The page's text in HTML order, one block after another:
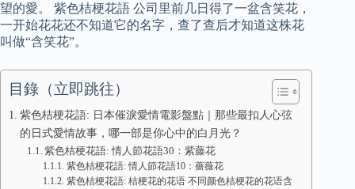
望的愛。 紫色桔梗花語 公司里前几日得了一盆含笑花，
一开始花花还不知道它的名字，查了查后才知道这株花
叫做“含笑花”。
目錄（立即跳往）
紫色桔梗花語: 日本催淚愛情電影盤點｜那些最扣人心弦
的日式愛情故事，哪一部是你心中的白月光？
紫色桔梗花語: 情人節花語30：紫藤花
紫色桔梗花語: 情人節花語10：薔薇花
紫色桔梗花語: 桔梗花的花语 不同颜色桔梗花的花语含